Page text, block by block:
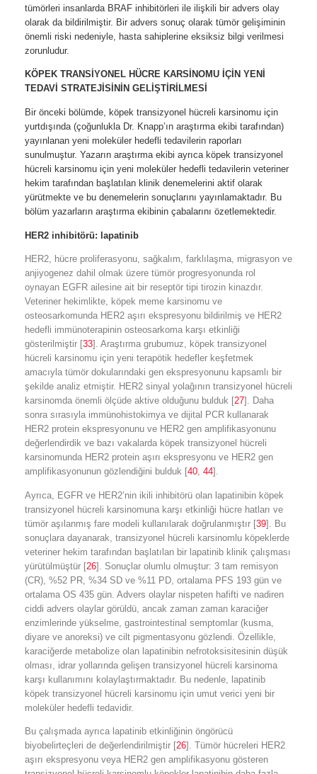
tümörleri insanlarda BRAF inhibitörleri ile ilişkili bir advers olay
olarak da bildirilmiştir. Bir advers sonuç olarak tümör gelişiminin
önemli riski nedeniyle, hasta sahiplerine eksiksiz bilgi verilmesi
zorunludur.
KÖPEK TRANSİYONEL HÜCRE KARSİNOMU İÇİN YENİ
TEDAVİ STRATEJİSİNİN GELİŞTİRİLMESİ
Bir önceki bölümde, köpek transizyonel hücreli karsinomu için
yurtdışında (çoğunlukla Dr. Knapp’ın araştırma ekibi tarafından)
yayınlanan yeni moleküler hedefli tedavilerin raporları
sunulmuştur. Yazarın araştırma ekibi ayrıca köpek transizyonel
hücreli karsinomu için yeni moleküler hedefli tedavilerin veteriner
hekim tarafından başlatılan klinik denemelerini aktif olarak
yürütmekte ve bu denemelerin sonuçlarını yayınlamaktadır. Bu
bölüm yazarların araştırma ekibinin çabalarını özetlemektedir.
HER2 inhibitörü: lapatinib
HER2, hücre proliferasyonu, sağkalım, farklılaşma, migrasyon ve
anjiyogenez dahil olmak üzere tümör progresyonunda rol
oynayan EGFR ailesine ait bir reseptör tipi tirozin kinazdır.
Veteriner hekimlikte, köpek meme karsinomu ve
osteosarkomunda HER2 aşırı ekspresyonu bildirilmiş ve HER2
hedefli immünoterapinin osteosarkoma karşı etkinliği
gösterilmiştir [33]. Araştırma grubumuz, köpek transizyonel
hücreli karsinomu için yeni terapötik hedefler keşfetmek
amacıyla tümör dokularındaki gen ekspresyonunu kapsamlı bir
şekilde analiz etmiştir. HER2 sinyal yolağının transizyonel hücreli
karsinomda önemli ölçüde aktive olduğunu bulduk [27]. Daha
sonra sırasıyla immünohistokimya ve dijital PCR kullanarak
HER2 protein ekspresyonunu ve HER2 gen amplifikasyonunu
değerlendirdik ve bazı vakalarda köpek transizyonel hücreli
karsinomunda HER2 protein aşırı ekspresyonu ve HER2 gen
amplifikasyonunun gözlendiğini bulduk [40, 44].
Ayrıca, EGFR ve HER2’nin ikili inhibitörü olan lapatinibin köpek
transizyonel hücreli karsinomuna karşı etkinliği hücre hatları ve
tümör aşılanmış fare modeli kullanılarak doğrulanmıştır [39]. Bu
sonuçlara dayanarak, transizyonel hücreli karsinomlu köpeklerde
veteriner hekim tarafından başlatılan bir lapatinib klinik çalışması
yürütülmüştür [26]. Sonuçlar olumlu olmuştur: 3 tam remisyon
(CR), %52 PR, %34 SD ve %11 PD, ortalama PFS 193 gün ve
ortalama OS 435 gün. Advers olaylar nispeten hafifti ve nadiren
ciddi advers olaylar görüldü, ancak zaman zaman karaciğer
enzimlerinde yükselme, gastrointestinal semptomlar (kusma,
diyare ve anoreksi) ve cilt pigmentasyonu gözlendi. Özellikle,
karaciğerde metabolize olan lapatinibin nefrotoksisitesinin düşük
olması, idrar yollarında gelişen transizyonel hücreli karsinoma
karşı kullanımını kolaylaştırmaktadır. Bu nedenle, lapatinib
köpek transizyonel hücreli karsinomu için umut verici yeni bir
moleküler hedefli tedavidir.
Bu çalışmada ayrıca lapatinib etkinliğinin öngörücü
biyobelirteçleri de değerlendirilmiştir [26]. Tümör hücreleri HER2
aşırı ekspresyonu veya HER2 gen amplifikasyonu gösteren